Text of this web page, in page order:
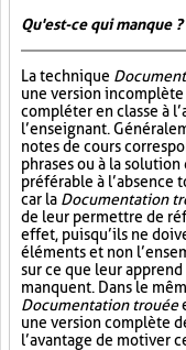
Qu'est-ce qui manque ?
La technique
une version
compléter en classe à
l’enseignant.
notes de cours
phrases ou à la
préférable à l’absence
car la Documentation
de leur permettre de
effet, puisqu’ils ne
éléments et non
sur ce que leur
manquent. Dans le
Documentation trouée
une version complète
l’avantage de motiver